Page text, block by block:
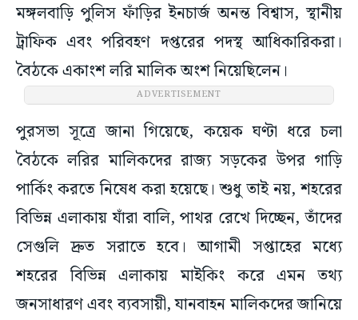
মঙ্গলবাড়ি পুলিস ফাঁড়ির ইনচার্জ অনন্ত বিশ্বাস, স্থানীয়
ট্রাফিক এবং পরিবহণ দপ্তরের পদস্থ আধিকারিকরা।
বৈঠকে একাংশ লরি মালিক অংশ নিয়েছিলেন।
ADVERTISEMENT
পুরসভা সূত্রে জানা গিয়েছে, কয়েক ঘণ্টা ধরে চলা
বৈঠকে লরির মালিকদের রাজ্য সড়কের উপর গাড়ি
পার্কিং করতে নিষেধ করা হয়েছে। শুধু তাই নয়, শহরের
বিভিন্ন এলাকায় যাঁরা বালি, পাথর রেখে দিচ্ছেন, তাঁদের
সেগুলি দ্রুত সরাতে হবে। আগামী সপ্তাহের মধ্যে
শহরের বিভিন্ন এলাকায় মাইকিং করে এমন তথ্য
জনসাধারণ এবং ব্যবসায়ী, যানবাহন মালিকদের জানিয়ে